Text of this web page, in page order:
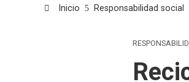
Inicio Responsabilidad social